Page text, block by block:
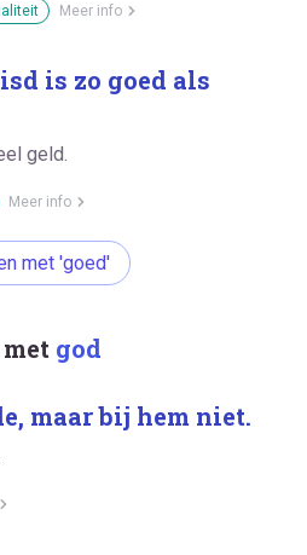
Meer info
is zo goed als
geld.
Meer info
met 'goed'
god
maar bij hem niet.